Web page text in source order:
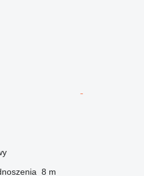
8 m